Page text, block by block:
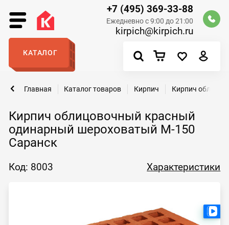
+7 (495) 369-33-88
Ежедневно с 9:00 до 21:00
kirpich@kirpich.ru
КАТАЛОГ
Кирпич облицовочный красный
одинарный шероховатый М-150
Саранск
Главная Каталог товаров Кирпич Кирпич
Код: 8003 Характеристики